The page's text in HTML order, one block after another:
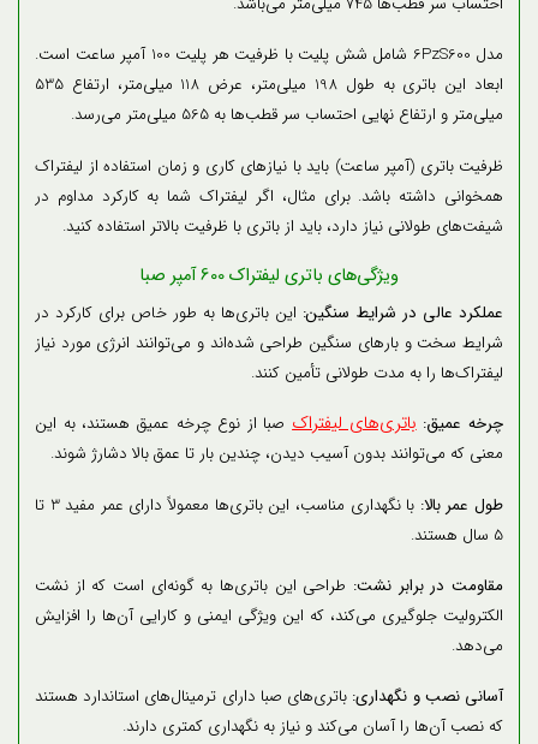
مدل 6PzS600 شامل شش پلیت با ظرفیت هر پلیت 100 آمپر ساعت است.
ابعاد این باتری به طول 198 میلی‌متر، عرض 118 میلی‌متر، ارتفاع 535
میلی‌متر و ارتفاع نهایی احتساب سر قطب‌ها به 565 میلی‌متر می‌رسد.
ظرفیت باتری (آمپر ساعت) باید با نیازهای کاری و زمان استفاده از لیفتراک
همخوانی داشته باشد. برای مثال، اگر لیفتراک شما به کارکرد مداوم در
شیفت‌های طولانی نیاز دارد، باید از باتری با ظرفیت بالاتر استفاده کنید.
ویژگی‌های باتری لیفتراک 600 آمپر صبا
عملکرد عالی در شرایط سنگین: این باتری‌ها به طور خاص برای کارکرد در
شرایط سخت و بارهای سنگین طراحی شده‌اند و می‌توانند انرژی مورد نیاز
لیفتراک‌ها را به مدت طولانی تأمین کنند.
چرخه عمیق:باتری‌های لیفتراکصبا از نوع چرخه عمیق هستند، به این
معنی که می‌توانند بدون آسیب دیدن، چندین بار تا عمق بالا دشارژ شوند.
طول عمر بالا:
با نگهداری مناسب، این باتری‌ها معمولاً دارای عمر مفید 3 تا
5 سال هستند.
مقاومت در برابر نشت: طراحی این باتری‌ها به گونه‌ای است که از نشت
الکترولیت جلوگیری می‌کند، که این ویژگی ایمنی و کارایی آن‌ها را افزایش
می‌دهد.
آسانی نصب و نگهداری: باتری‌های صبا دارای ترمینال‌های استاندارد هستند
که نصب آن‌ها را آسان می‌کند و نیاز به نگهداری کمتری دارند.